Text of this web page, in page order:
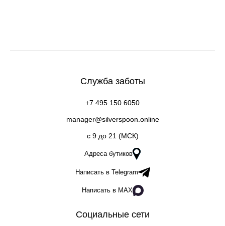
Служба заботы
+7 495 150 6050
manager@silverspoon.online
c 9 до 21 (МСК)
Адреса бутиков
Написать в Telegram
Написать в MAX
Социальные сети